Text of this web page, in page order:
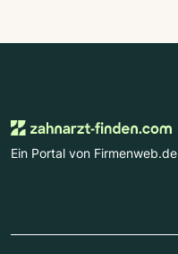
Ein Portal von Firmenweb.de